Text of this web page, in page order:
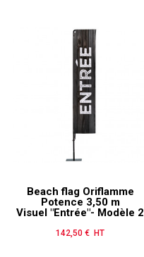
Beach flag Oriflamme
Potence 3,50 m
Visuel "Entrée"- Modèle 2
Prix
142,50 € HT